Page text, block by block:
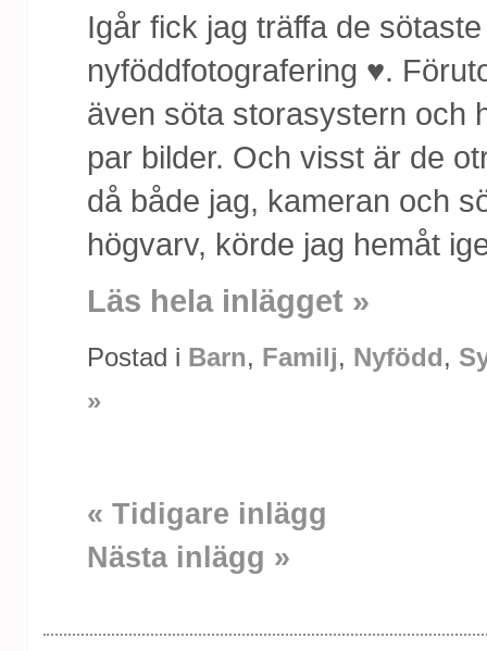
Igår fick jag träffa de
nyföddfotografering ♥.
även söta storasystern och
par bilder. Och visst är de
då både jag, kameran och
högvarv, körde jag hemåt
Läs hela inlägget »
Postad i Barn, Familj, Nyfödd,
»
« Tidigare inlägg
Nästa inlägg »